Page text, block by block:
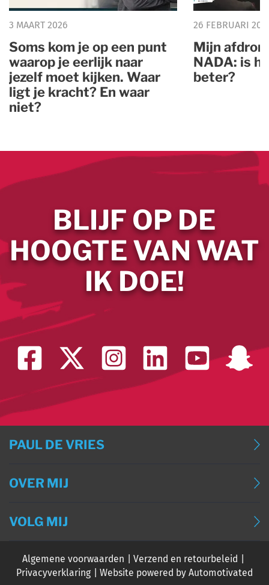
3 MAART 2026
Soms kom je op een punt
waarop je eerlijk naar
jezelf moet kijken. Waar
ligt je kracht? En waar
niet?
26 FEBRUARI
Mijn
NADA: is
beter?
BLIJF OP DE
HOOGTE VAN WAT
IK DOE!
PAUL DE VRIES
BLOG (DEUTSCH)
EVENTS
OVER MIJ
VOLG MIJ
Algemene voorwaarden
Verzend en retourbeleid
Privacyverklaring
Website powered by Automotivated